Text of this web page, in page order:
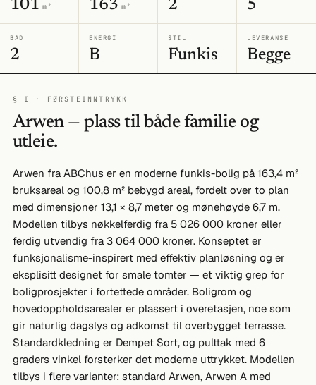
101 m² 163 m² 2 5
BAD
2
ENERGI
B
STIL
Funkis
LEVERANSE
Begge
§ I · FØRSTEINNTRYKK
Arwen — plass til både familie og
utleie.
Arwen fra ABChus er en moderne funkis-bolig på 163,4 m²
bruksareal og 100,8 m² bebygd areal, fordelt over to plan
med dimensjoner 13,1 × 8,7 meter og mønehøyde 6,7 m.
Modellen tilbys nøkkelferdig fra 5 026 000 kroner eller
ferdig utvendig fra 3 064 000 kroner. Konseptet er
funksjonalisme-inspirert med effektiv planløsning og er
eksplisitt designet for smale tomter — et viktig grep for
boligprosjekter i fortettede områder. Boligrom og
hovedoppholdsarealer er plassert i overetasjen, noe som
gir naturlig dagslys og adkomst til overbygget terrasse.
Standardkledning er Dempet Sort, og pulttak med 6
graders vinkel forsterker det moderne uttrykket. Modellen
tilbys i flere varianter: standard Arwen, Arwen A med